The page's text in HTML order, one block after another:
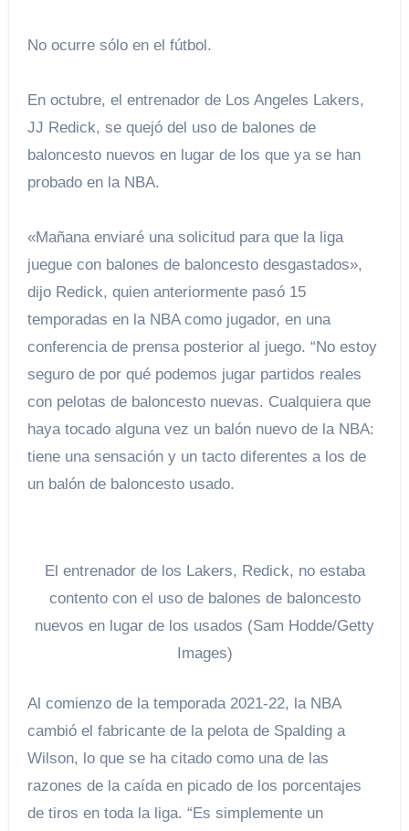
No ocurre sólo en el fútbol.
En octubre, el entrenador de Los Angeles Lakers,
JJ Redick, se quejó del uso de balones de
baloncesto nuevos en lugar de los que ya se han
probado en la NBA.
«Mañana enviaré una solicitud para que la liga
juegue con balones de baloncesto desgastados»,
dijo Redick, quien anteriormente pasó 15
temporadas en la NBA como jugador, en una
conferencia de prensa posterior al juego. “No estoy
seguro de por qué podemos jugar partidos reales
con pelotas de baloncesto nuevas. Cualquiera que
haya tocado alguna vez un balón nuevo de la NBA:
tiene una sensación y un tacto diferentes a los de
un balón de baloncesto usado.
El entrenador de los Lakers, Redick, no estaba
contento con el uso de balones de baloncesto
nuevos en lugar de los usados ​​(Sam Hodde/Getty
Images)
Al comienzo de la temporada 2021-22, la NBA
cambió el fabricante de la pelota de Spalding a
Wilson, lo que se ha citado como una de las
razones de la caída en picado de los porcentajes
de tiros en toda la liga. “Es simplemente un